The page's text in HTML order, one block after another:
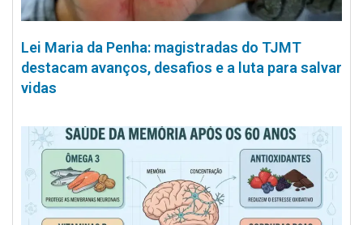
Lei Maria da Penha: magistradas do TJMT
destacam avanços, desafios e a luta para salvar
vidas